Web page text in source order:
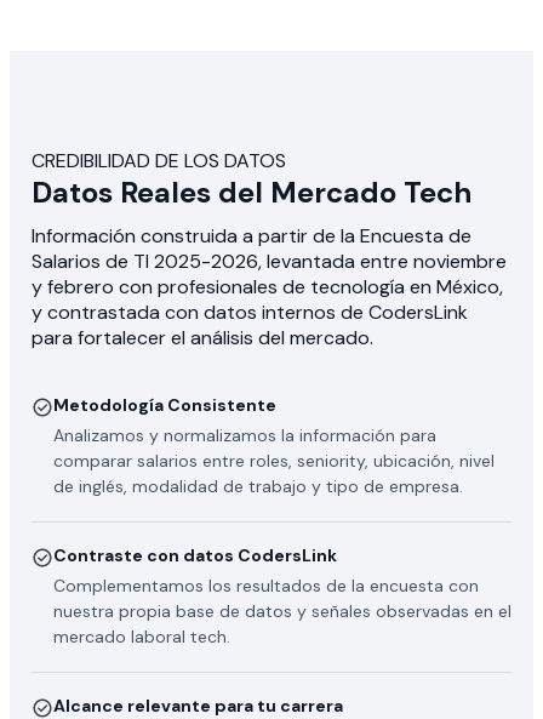
CREDIBILIDAD DE LOS DATOS
Datos Reales del Mercado Tech
Información construida a partir de la Encuesta de
Salarios de TI 2025-2026, levantada entre noviembre
y febrero con profesionales de tecnología en México,
y contrastada con datos internos de CodersLink
para fortalecer el análisis del mercado.
Metodología Consistente
Analizamos y normalizamos la información para
comparar salarios entre roles, seniority, ubicación, nivel
de inglés, modalidad de trabajo y tipo de empresa.
Contraste con datos CodersLink
Complementamos los resultados de la encuesta con
nuestra propia base de datos y señales observadas en el
mercado laboral tech.
Alcance relevante para tu carrera